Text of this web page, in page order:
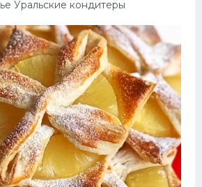
Уральские кондитеры